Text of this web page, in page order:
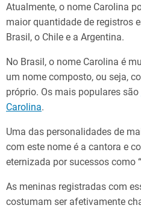
Atualmente, o nome Carolina
maior quantidade de registros
Brasil, o Chile e a Argentina.
No Brasil, o nome Carolina é
um nome composto, ou seja,
próprio. Os mais populares são
Carolina.
Uma das personalidades de
com este nome é a cantora e
eternizada por sucessos como
As meninas registradas com
costumam ser afetivamente